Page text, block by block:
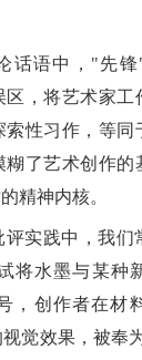
话语中， "先锋
区 ，将艺术家工
性习作，等同
了艺术创作的
精神内核。
实践中，我们
将水墨与某种
， 创作者在材
觉效果，被奉